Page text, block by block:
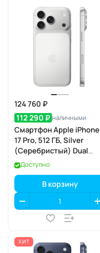
124 760 ₽
112 290 ₽ наличными
Смартфон Apple iPhone
17 Pro, 512 ГБ, Silver
(Серебристый) Dual
eSIM
Доступно
В корзину
ХИТ